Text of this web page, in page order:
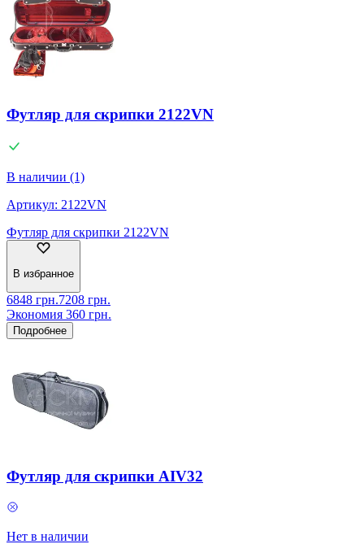
Футляр для скрипки 2122VN
В наличии (1)
Артикул: 2122VN
Футляр для скрипки 2122VN
В избранное
6848 грн.7208 грн.
Экономия 360 грн.
Подробнее
Футляр для скрипки AIV32
Нет в наличии